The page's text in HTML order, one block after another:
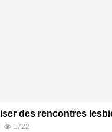
des rencontres
1722